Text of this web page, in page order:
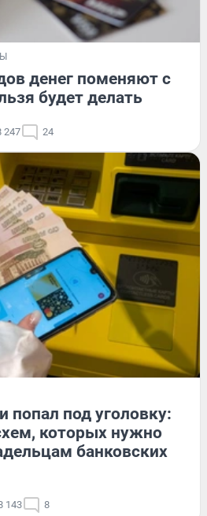
денег поменяют с
будет делать
247 24
попал под уголовку:
которых нужно
банковских
143 8